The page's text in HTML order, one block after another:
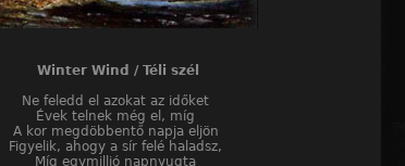
Winter Wind / Téli szél
Ne feledd el azokat az időket
Évek telnek még el, míg
A kor megdöbbentő napja eljön
Figyelik, ahogy a sír felé haladsz,
Míg egymillió napnyugta